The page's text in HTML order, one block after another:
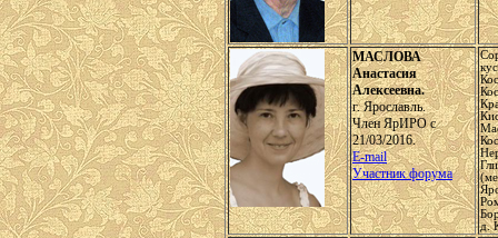
МАСЛОВА
Анастасия
Алексеевна.
г. Ярославль.
Член ЯрИРО с
21/03/2016.
E-mail
Участник форума
д.